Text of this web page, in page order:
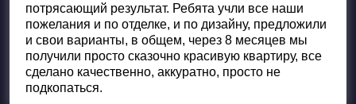
потрясающий результат. Ребята учли все наши
пожелания и по отделке, и по дизайну, предложили
и свои варианты, в общем, через 8 месяцев мы
получили просто сказочно красивую квартиру, все
сделано качественно, аккуратно, просто не
подкопаться.